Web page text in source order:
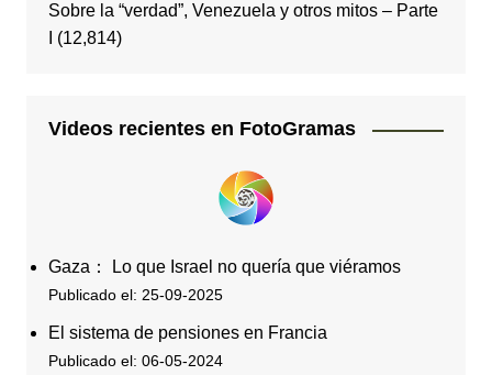
Sobre la “verdad”, Venezuela y otros mitos – Parte
(12,814)
Videos recientes en FotoGramas
Gaza： Lo que Israel no quería que viéramos
Publicado el: 25-09-2025
El sistema de pensiones en Francia
Publicado el: 06-05-2024